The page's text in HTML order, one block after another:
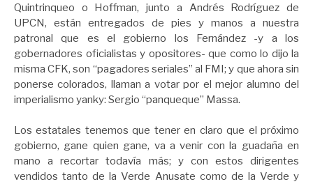
Quintrinqueo o Hoffman, junto a Andrés Rodríguez de
UPCN, están entregados de pies y manos a nuestra
patronal que es el gobierno los Fernández -y a los
gobernadores oficialistas y opositores- que como lo dijo la
misma CFK, son “pagadores seriales” al FMI; y que ahora sin
ponerse colorados, llaman a votar por el mejor alumno del
imperialismo yanky: Sergio “panqueque” Massa.
Los estatales tenemos que tener en claro que el próximo
gobierno, gane quien gane, va a venir con la guadaña en
mano a recortar todavía más; y con estos dirigentes
vendidos tanto de la Verde Anusate como de la Verde y